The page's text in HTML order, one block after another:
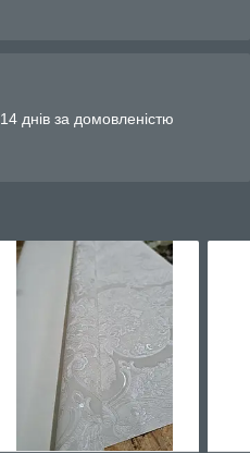
днів за домовленістю